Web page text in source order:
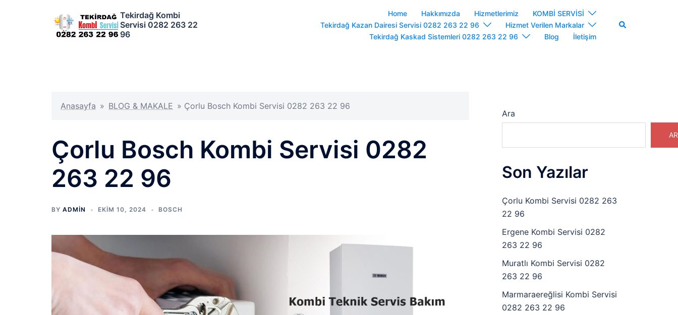
Tekirdağ Kombi
Servisi 0282 263 22
96
Home Hakkımızda Hizmetlerimiz
KOMBİ SERVİSİ
Tekirdağ Kazan Dairesi Servisi 0282 263 22 96
Hizmet Verilen Markalar
Tekirdağ Kaskad Sistemleri 0282 263 22 96
Blog İletişim
Search
Anasayfa » BLOG & MAKALE » Çorlu Bosch Kombi Servisi 0282 263 22 96
Çorlu Bosch Kombi Servisi 0282
263 22 96
BY ADMIN EKIM 10, 2024 BOSCH
Ara
Son Yazılar
Çorlu Kombi Servisi 0282 263
22 96
Ergene Kombi Servisi 0282
263 22 96
Muratlı Kombi Servisi 0282
263 22 96
Marmaraereğlisi Kombi Servisi
0282 263 22 96